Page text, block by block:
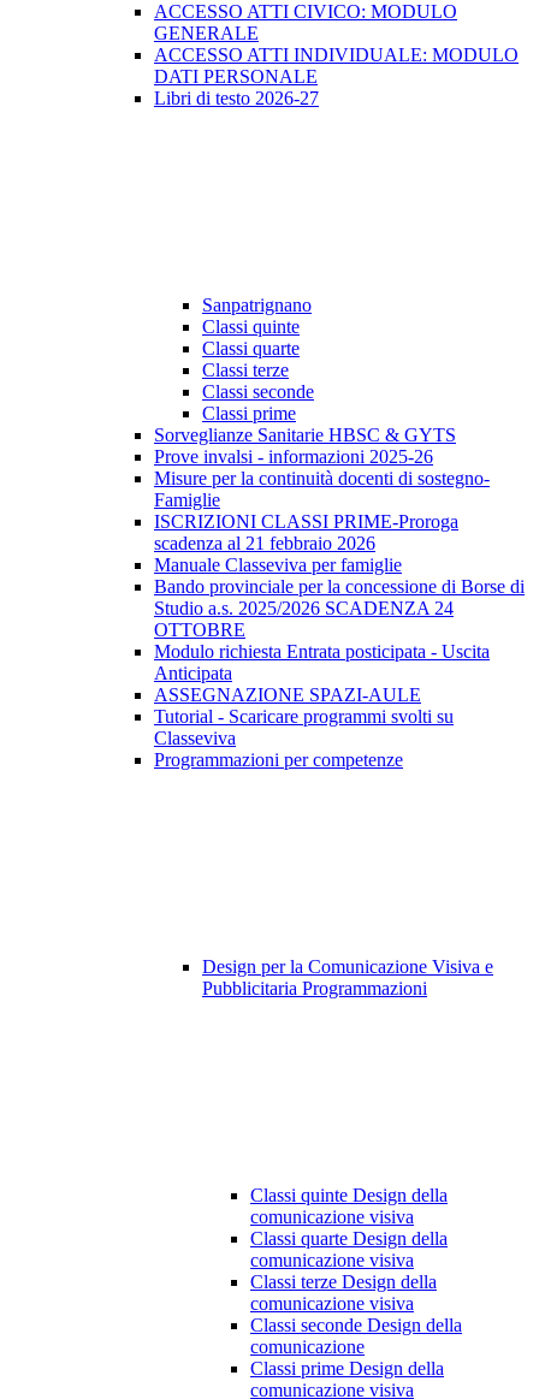
ACCESSO ATTI CIVICO: MODULO
GENERALE
ACCESSO ATTI INDIVIDUALE: MODULO
DATI PERSONALE
Libri di testo 2026-27
Sanpatrignano
Classi quinte
Classi quarte
Classi terze
Classi seconde
Classi prime
Sorveglianze Sanitarie HBSC & GYTS
Prove invalsi - informazioni 2025-26
Misure per la continuità docenti di sostegno-
Famiglie
ISCRIZIONI CLASSI PRIME-Proroga
scadenza al 21 febbraio 2026
Manuale Classeviva per famiglie
Bando provinciale per la concessione di Borse di
Studio a.s. 2025/2026 SCADENZA 24
OTTOBRE
Modulo richiesta Entrata posticipata - Uscita
Anticipata
ASSEGNAZIONE SPAZI-AULE
Tutorial - Scaricare programmi svolti su
Classeviva
Programmazioni per competenze
Design per la Comunicazione Visiva e
Pubblicitaria Programmazioni
Classi quinte Design della
comunicazione visiva
Classi quarte Design della
comunicazione visiva
Classi terze Design della
comunicazione visiva
Classi seconde Design della
comunicazione
Classi prime Design della
comunicazione visiva